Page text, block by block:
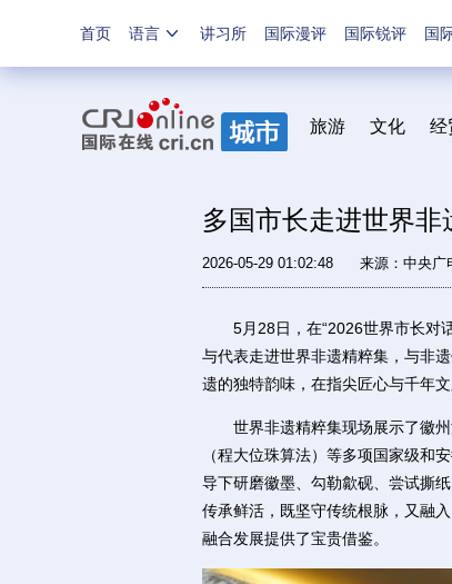
首页 语言 讲习所 国际漫评 国际锐评 国
旅游 文化
多国市长走进世界
2026-05-29 01:02:48 来源：中央广
5月28日，在“2026世界市长对话
与代表走进世界非遗精粹集，与非
遗的独特韵味，在指尖匠心与千年
世界非遗精粹集现场展示了徽州
（程大位珠算法）等多项国家级和
导下研磨徽墨、勾勒歙砚、尝试撕
传承鲜活，既坚守传统根脉，又融
融合发展提供了宝贵借鉴。